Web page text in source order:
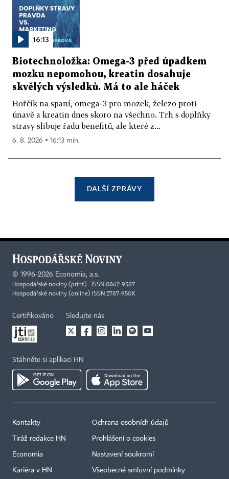
16:13
Biotechnoložka: Omega-3 před úpadkem
mozku nepomohou, kreatin dosahuje
skvělých výsledků. Má to ale háček
Hořčík na spaní, omega-3 pro mozek, železo proti
únavě a kreatin dnes skoro na všechno. Trh s doplňky
stravy slibuje řadu benefitů, ale které z...
6. 8. 2026 ▪ 16:13 min.
DALŠÍ ZPRÁVY
© 1996-2026 Economia, a.s.
Hospodářské noviny (print) ISSN 0862-9587
Hospodářské noviny (online) ISSN 2787-950X
Certifikováno Sledujte nás
Stáhněte si aplikaci HN
Kontakty
Tiráž redakce HN
Economia
Kariéra v HN
Ochrana osobních údajů
Prohlášení o cookies
Nastavení soukromí
Všeobecné smluvní podmínky